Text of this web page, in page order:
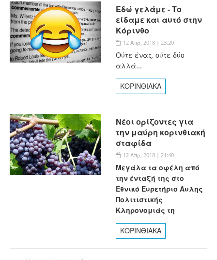
Εδώ γελάμε - Το
είδαμε και αυτό στην
Κόρινθο
12 Απρ, 2018 | 23:20
Ούτε ένας, ούτε δύο
αλλά...
ΚΟΡΙΝΘΙΑΚΑ
Νέοι ορίζοντες για
την μαύρη κορινθιακή
σταφίδα
12 Απρ, 2018 | 21:40
Μεγάλα τα οφέλη από
την ένταξή της στο
Εθνικό Ευρετήριο Άυλης
Πολιτιστικής
Κληρονομιάς τη
ΚΟΡΙΝΘΙΑΚΑ